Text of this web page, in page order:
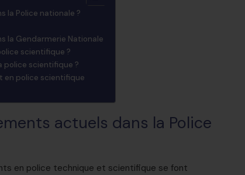
la Police nationale ?
la Gendarmerie Nationale
scientifique ?
police scientifique ?
en police scientifique
actuels dans la Police
en police technique et scientifique se font